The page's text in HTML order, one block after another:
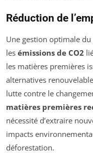
Réduction de
Une gestion optimale
les émissions de CO2
les matières premières
alternatives
lutte contre le
matières premières
nécessité d’extraire
impacts
déforestation.